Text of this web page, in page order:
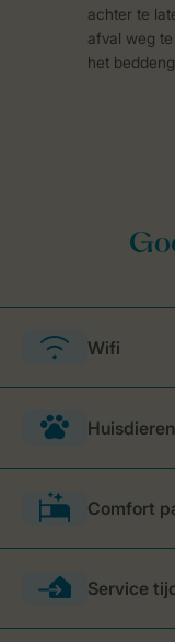
achter te
afval weg
het
Wifi
Huisdieren
Comfort
Service